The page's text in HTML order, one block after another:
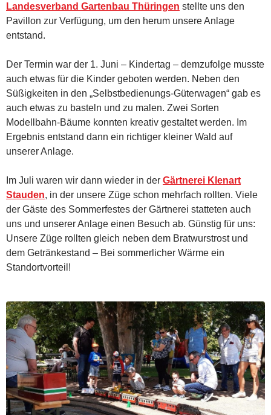
Landesverband Gartenbau Thüringen stellte uns den
Pavillon zur Verfügung, um den herum unsere Anlage
entstand.
Der Termin war der 1. Juni – Kindertag – demzufolge musste
auch etwas für die Kinder geboten werden. Neben den
Süßigkeiten in den „Selbstbedienungs-Güterwagen“ gab es
auch etwas zu basteln und zu malen. Zwei Sorten
Modellbahn-Bäume konnten kreativ gestaltet werden. Im
Ergebnis entstand dann ein richtiger kleiner Wald auf
unserer Anlage.
Im Juli waren wir dann wieder in der Gärtnerei Klenart
Stauden, in der unsere Züge schon mehrfach rollten. Viele
der Gäste des Sommerfestes der Gärtnerei statteten auch
uns und unserer Anlage einen Besuch ab. Günstig für uns:
Unsere Züge rollten gleich neben dem Bratwurstrost und
dem Getränkestand – Bei sommerlicher Wärme ein
Standortvorteil!